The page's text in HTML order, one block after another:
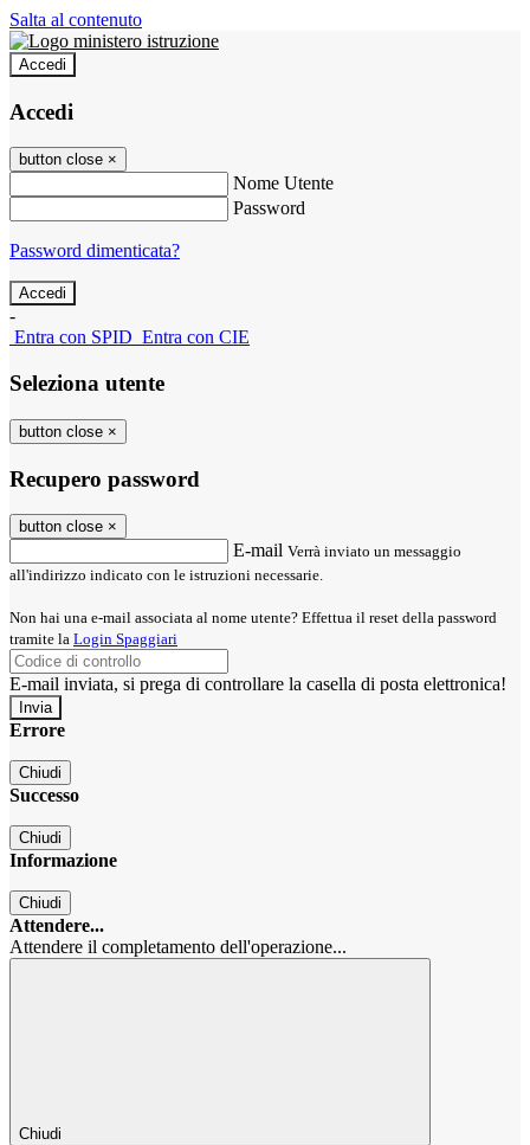
Salta al contenuto
Accedi
Accedi
button close ×
Nome Utente
Password
Password dimenticata?
-
Entra con SPID Entra con CIE
Seleziona utente
button close ×
Recupero password
button close ×
E-mail Verrà inviato un messaggio
all'indirizzo indicato con le istruzioni necessarie.
Non hai una e-mail associata al nome utente? Effettua il reset della password
tramite la Login Spaggiari
E-mail inviata, si prega di controllare la casella di posta elettronica!
Errore
Chiudi
Successo
Chiudi
Informazione
Chiudi
Attendere...
Attendere il completamento dell'operazione...
Chiudi